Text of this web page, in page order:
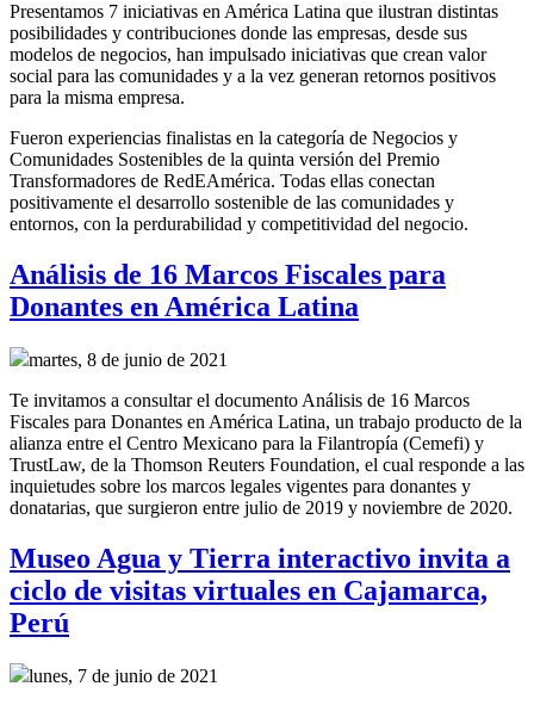
Presentamos 7 iniciativas en América Latina que ilustran distintas
posibilidades y contribuciones donde las empresas, desde sus
modelos de negocios, han impulsado iniciativas que crean valor
social para las comunidades y a la vez generan retornos positivos
para la misma empresa.
Fueron experiencias finalistas en la categoría de Negocios y
Comunidades Sostenibles de la quinta versión del Premio
Transformadores de RedEAmérica. Todas ellas conectan
positivamente el desarrollo sostenible de las comunidades y
entornos, con la perdurabilidad y competitividad del negocio.
Análisis de 16 Marcos Fiscales para
Donantes en América Latina
martes, 8 de junio de 2021
Te invitamos a consultar el documento Análisis de 16 Marcos
Fiscales para Donantes en América Latina, un trabajo producto de la
alianza entre el Centro Mexicano para la Filantropía (Cemefi) y
TrustLaw, de la Thomson Reuters Foundation, el cual responde a las
inquietudes sobre los marcos legales vigentes para donantes y
donatarias, que surgieron entre julio de 2019 y noviembre de 2020.
Museo Agua y Tierra interactivo invita a
ciclo de visitas virtuales en Cajamarca,
Perú
lunes, 7 de junio de 2021